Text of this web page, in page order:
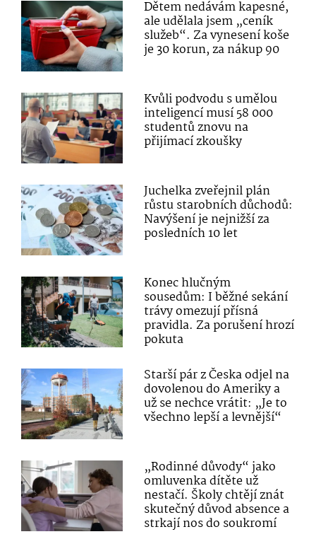
Dětem nedávám kapesné,
ale udělala jsem „ceník
služeb“. Za vynesení koše
je 30 korun, za nákup 90
Kvůli podvodu s umělou
inteligencí musí 58 000
studentů znovu na
přijímací zkoušky
Juchelka zveřejnil plán
růstu starobních důchodů:
Navýšení je nejnižší za
posledních 10 let
Konec hlučným
sousedům: I běžné sekání
trávy omezují přísná
pravidla. Za porušení hrozí
pokuta
Starší pár z Česka odjel na
dovolenou do Ameriky a
už se nechce vrátit: „Je to
všechno lepší a levnější“
„Rodinné důvody“ jako
omluvenka dítěte už
nestačí. Školy chtějí znát
skutečný důvod absence a
strkají nos do soukromí